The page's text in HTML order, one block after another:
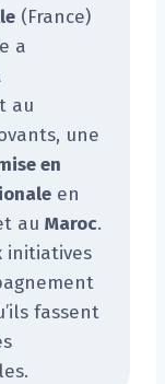
(France)
a
au
une
en
en
au Maroc.
initiatives
fassent